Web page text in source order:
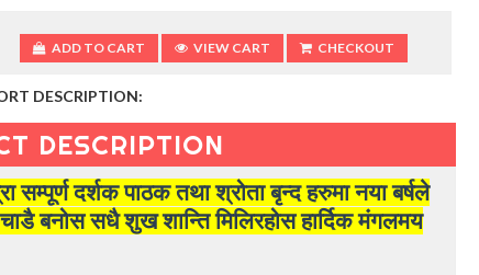
ADD TO CART VIEW CART CHECKOUT
DESCRIPTION:
DESCRIPTION
सम्पूर्ण दर्शक पाठक तथा श्रोता बृन्द हरुमा नया बर्षले
बनोस सधै शुख शान्ति मिलिरहोस हार्दिक मंगलमय